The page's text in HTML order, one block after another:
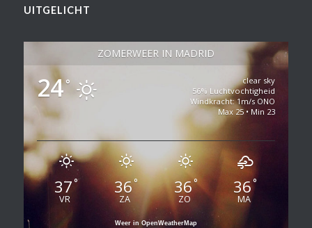
UITGELICHT
ZOMERWEER IN MADRID
24°
clear sky
56% Luchtvochtigheid
Windkracht: 1m/s ONO
Max 25 • Min 23
37°
VR
36°
ZA
36°
ZO
36°
MA
Weer in OpenWeatherMap